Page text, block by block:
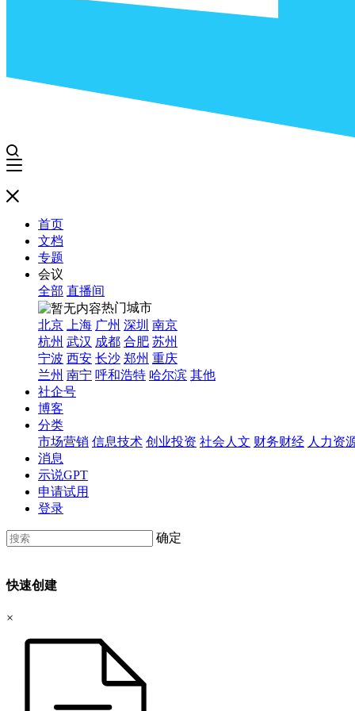
首页
文档
专题
会议
全部 直播间
热门城市
北京
上海 广州 深圳 南京
杭州 武汉 成都 合肥 苏州
宁波 西安 长沙 郑州 重庆
兰州 南宁 呼和浩特 哈尔滨 其他
社企号
博客
分类
市场营销 信息技术 创业投资 社会人文 财务财经 人力资
消息
示说GPT
申请试用
登录
确定
快速创建
×